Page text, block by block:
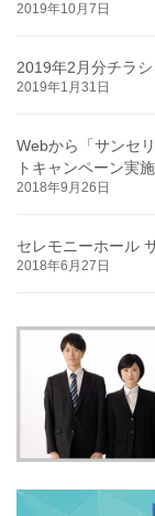
2019年10月7日
2019年2月分チラシ
2019年1月31日
Webから「サンセ
トキャンペーン実施
2018年9月26日
セレモニーホール
2018年6月27日